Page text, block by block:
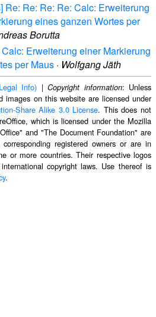
Re: Re: Re: Re: Calc: Erweiterung
eines ganzen Wortes per
Borutta
Erweiterung einer Markierung
per Maus · Wolfgang Jäth
Info) |Copyright information: Unless
images on this website are licensed under
Share Alike 3.0 License. This does not
which is licensed under the Mozilla
and "The Document Foundation" are
registered owners or are in
or more countries. Their respective logos
copyright laws. Use thereof is
.